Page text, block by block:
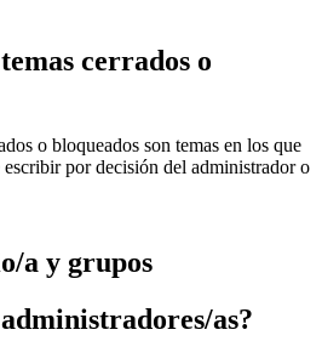
cerrados o
o bloqueados son temas en los que
escribir por decisión del administrador o
a y grupos
as?